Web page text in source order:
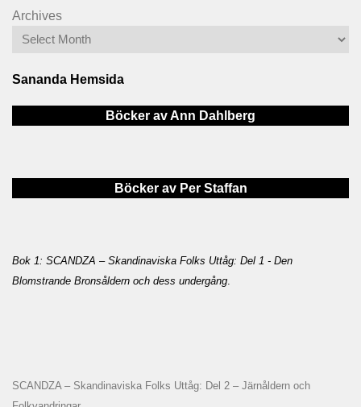
Archives
Sananda Hemsida
Böcker av Ann Dahlberg
Böcker av Per Staffan
Bok 1: SCANDZA – Skandinaviska Folks Uttåg: Del 1 - Den
Blomstrande Bronsåldern och dess undergång.
SCANDZA – Skandinaviska Folks Uttåg: Del 2 – Järnåldern och